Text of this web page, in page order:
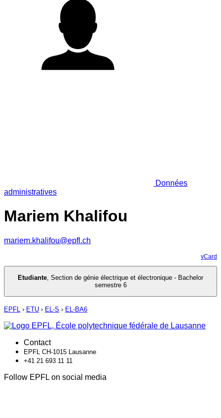
Données
administratives
Mariem Khalifou
mariem.khalifou@epfl.ch
vCard
Etudiante, Section de génie électrique et électronique - Bachelor
semestre 6
EPFL › ETU › EL-S › EL-BA6
Contact
EPFL CH-1015 Lausanne
+41 21 693 11 11
Follow EPFL on social media